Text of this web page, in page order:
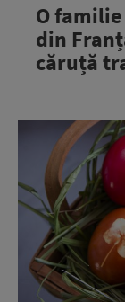
O
din
căruță